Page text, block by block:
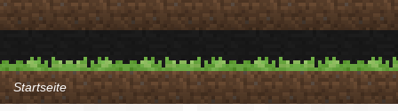
Startseite